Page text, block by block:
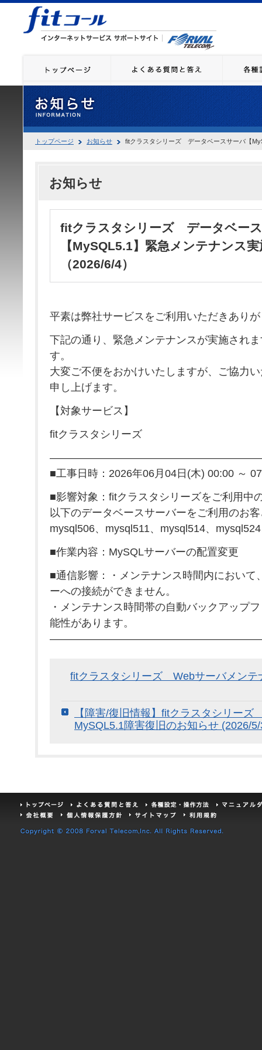
トップページ お知らせ fitクラスタシリーズ データベースサーバ【
お知らせ
fitクラスタシリーズ データベー
【MySQL5.1】緊急メンテナンス
（2026/6/4）
平素は弊社サービスをご利用いただきあり
下記の通り、緊急メンテナンスが実施され
す。
大変ご不便をおかけいたしますが、ご協力
申し上げます。
【対象サービス】
fitクラスタシリーズ
■工事日時：2026年06月04日(木) 00:00 ～
■影響対象：fitクラスタシリーズをご利用中
以下のデータベースサーバーをご利用のお
mysql506、mysql511、mysql514、
■作業内容：MySQLサーバーの配置変更
■通信影響：・メンテナンス時間内において
ーへの接続ができません。
・メンテナンス時間帯の自動バックアップ
能性があります。
fitクラスタシリーズ Webサーバメンテ
【障害/復旧情報】fitクラスタシリー
MySQL5.1障害復旧のお知らせ (2026/